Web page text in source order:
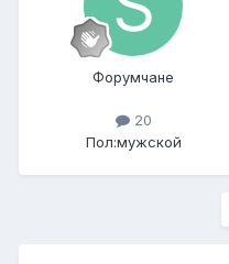
Форумчане
20
Пол:мужской